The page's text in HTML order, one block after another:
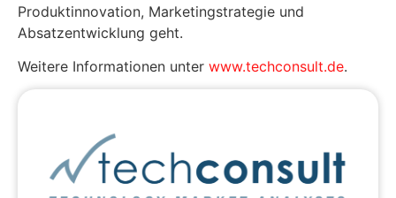
Produktinnovation, Marketingstrategie und
Absatzentwicklung geht.
Weitere Informationen unter www.techconsult.de.